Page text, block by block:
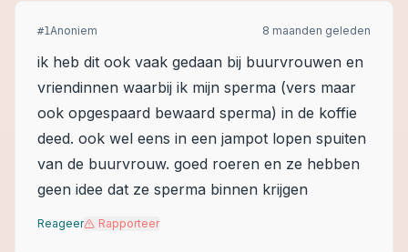
#1Anoniem 8 maanden geleden
ik heb dit ook vaak gedaan bij buurvrouwen en
vriendinnen waarbij ik mijn sperma (vers maar
ook opgespaard bewaard sperma) in de koffie
deed. ook wel eens in een jampot lopen spuiten
van de buurvrouw. goed roeren en ze hebben
geen idee dat ze sperma binnen krijgen
Reageer Rapporteer